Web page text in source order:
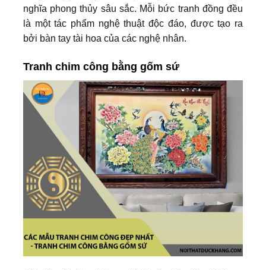
nghĩa phong thủy sâu sắc. Mỗi bức tranh đồng đều
là một tác phẩm nghệ thuật độc đáo, được tạo ra
bởi bàn tay tài hoa của các nghệ nhân.
Tranh chim công bằng gốm sứ